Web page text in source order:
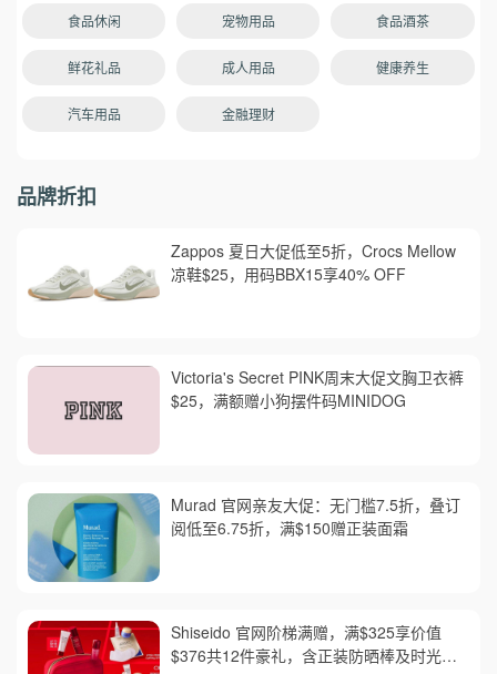
食品休闲 宠物用品 食品酒茶
鲜花礼品 成人用品 健康养生
汽车用品 金融理财
品牌折扣
Zappos 夏日大促低至5折，Crocs Mellow
凉鞋$25，用码BBX15享40% OFF
Victoria's Secret PINK周末大促文胸卫衣裤
$25，满额赠小狗摆件码MINIDOG
Murad 官网亲友大促：无门槛7.5折，叠订
阅低至6.75折，满$150赠正装面霜
Shiseido 官网阶梯满赠，满$325享价值
$376共12件豪礼，含正装防晒棒及时光琉